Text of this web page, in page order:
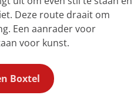
Deze route draait om
Een aanrader voor
voor kunst.
Boxtel